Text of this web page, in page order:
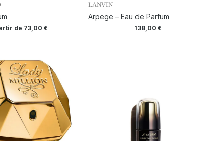
de 73,00€
LANVIN
Arpege – Eau de Parfum
138,00 €